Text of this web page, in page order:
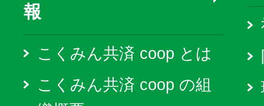
報
こくみん共済 coop とは
こくみん共済 coop の組